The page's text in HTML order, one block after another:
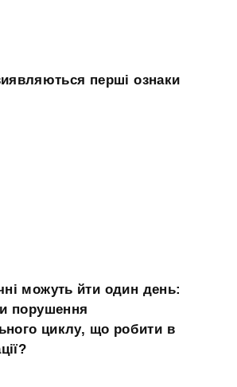
перші ознаки
можуть йти один день:
порушення
циклу, що робити в